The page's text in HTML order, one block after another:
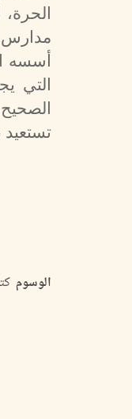
مدارس
أسسه
التي
تستعيد
الوسوم